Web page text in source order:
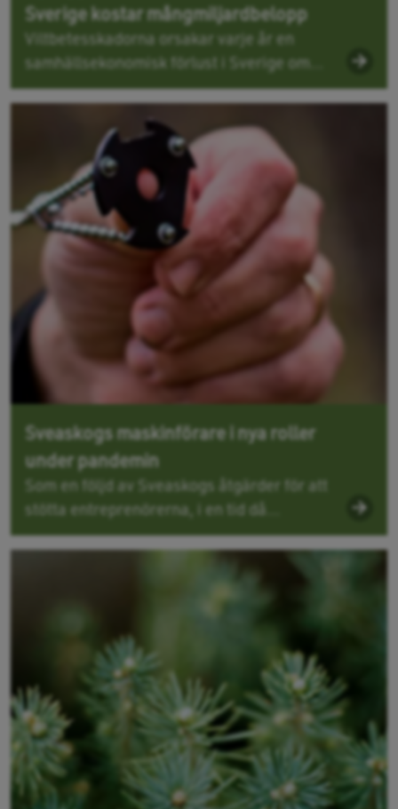
Sverige kostar mångmiljardbelopp
Viltbetesskadorna orsakar varje år en
samhällsekonomisk förlust i Sverige om...
Sveaskogs maskinförare i nya roller
under pandemin
Som en följd av Sveaskogs åtgärder för att
stötta entreprenörerna, i en tid då...